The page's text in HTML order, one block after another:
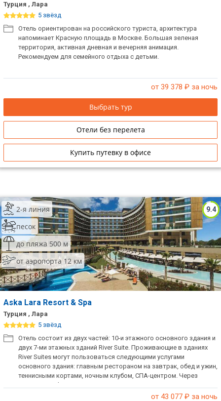
Турция , Лара
5 звёзд
Отель ориентирован на российского туриста, архитектура
напоминает Красную площадь в Москве. Большая зеленая
территория, активная дневная и вечерняя анимация.
Рекомендуем для семейного отдыха с детьми.
от 39 378 ₽ за ночь
Выбрать тур
Отели без перелета
Купить путевку в офисе
9.4
2-я линия
песок
до пляжа 500 м
от аэропорта 12 км
Aska Lara Resort & Spa
Турция , Лара
5 звёзд
Отель состоит из двух частей: 10-и этажного основного здания и
двух 7-ми этажных зданий River Suite. Проживающие в зданиях
River Suites могут пользоваться следующими услугами
основного здания: главным рестораном на завтрак, обед и ужин,
теннисными кортами, ночным клубом, СПА-центром. Через
дорогу от Aska Lara Resort расположен тематический парк Wet &
Wild с водными горками, бассейнами, пляжем, баром и
от 43 077 ₽ за ночь